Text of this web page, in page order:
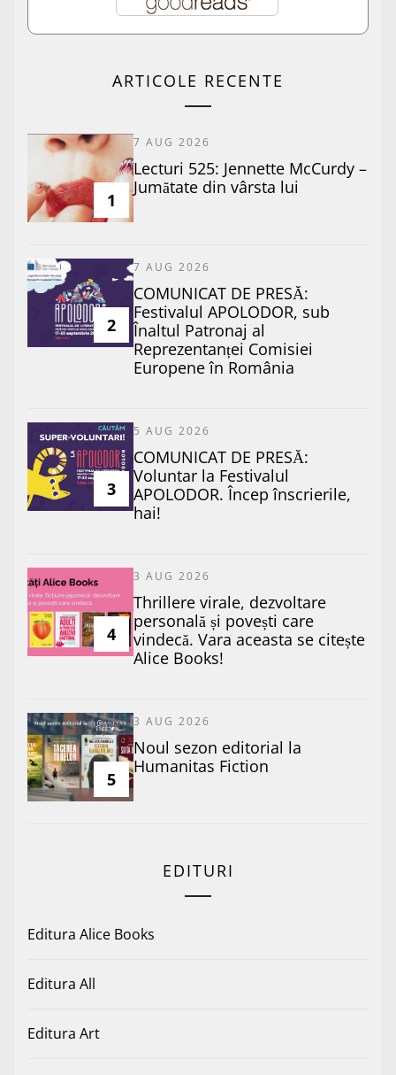
ARTICOLE RECENTE
1
7 AUG 2026
Lecturi 525: Jennette McCurdy –
Jumătate din vârsta lui
2
7 AUG 2026
COMUNICAT DE PRESĂ:
Festivalul APOLODOR, sub
Înaltul Patronaj al
Reprezentanței Comisiei
Europene în România
3
5 AUG 2026
COMUNICAT DE PRESĂ:
Voluntar la Festivalul
APOLODOR. Încep înscrierile,
hai!
4
3 AUG 2026
Thrillere virale, dezvoltare
personală și povești care
vindecă. Vara aceasta se citește
Alice Books!
5
3 AUG 2026
​Noul sezon editorial la
Humanitas Fiction
EDITURI
Editura Alice Books
Editura All
Editura Art